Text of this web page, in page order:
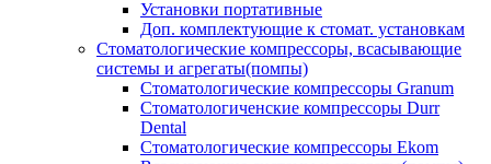
Установки портативные
Доп. комплектующие к стомат. установкам
Стоматологические компрессоры, всасывающие
системы и агрегаты(помпы)
Стоматологические компрессоры Granum
Стоматологиченские компрессоры Durr
Dental
Стоматологические компрессоры Ekom